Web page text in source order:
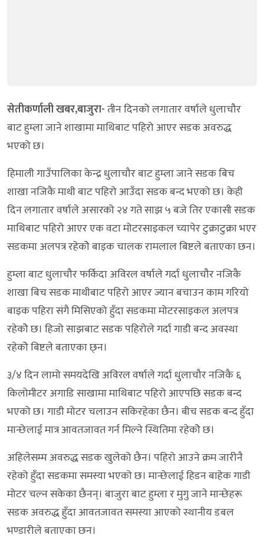
सेतीकर्णाली खबर,बाजुरा-तीन दिनको लगातार वर्षाले धुलाचौर
बाट हुम्ला जाने शाखामा माथिबाट पहिरो आएर सडक अवरुद्ध
भएको छ।
हिमाली गाउँपालिका केन्द्र धुलाचौर बाट हुम्ला जाने सडक बिच
शाखा नजिकै माथी बाट पहिरो आउँदा सडक बन्द भएको छ। केही
दिन लगातार वर्षाले असारको २४ गते साझ ५ बजे तिर एकासी सडक
माथिबाट पहिरो आएर एक वटा मोटरसाइकल च्यापेर टुक्राटुक्रा भएर
सडकमा अलपत्र रहेकोे बाइक चालक रामलाल बिष्टले बताएका छन।
हुम्ला बाट धुलाचौर फर्किदा अविरल वर्षाले गर्दा धुलाचौर नजिकै
शाखा बिच सडक माथीबाट पहिरो आएर ज्यान बचाउन काम गरियो
बाइक पहिरा संगै मिसिएको हुँदा सडकमा मोटरसाइकल अलपत्र
रहेकोे छ। हिजो साझबाट सडक पहिरोले गर्दा गाडी बन्द अवस्था
रहेकोे बिष्टले बताएका छ्न।
३/४ दिन लामो समयदेखि अविरल वर्षाले गर्दा धुलाचौर नजिकै ६
किलोमीटर अगाडि साखामा माथिबाट पहिरो आएपछि सडक बन्द
भएको छ। गाडी मोटर चलाउन सकिरहेका छैन। बीच सडक बन्द हुँदा
मान्छेलाई मात्र आवतजावत गर्न मिल्ने स्थितिमा रहेकोे छ।
अहिलेसम्म अवरुद्ध सडक खुलेको छैन। पहिरो आउने क्रम जारीनै
रहेको हुँदा सडकमा समस्या भएको छ। मान्छेलाई हिडन बाहेक गाडी
मोटर चल्न सकेका छैनन्। बाजुरा बाट हुम्ला र मुगु जाने मान्छेहरू
सडक अवरुद्ध हुँदा आवतजावत समस्या आएको स्थानीय डबल
भण्डारीले बताएका छन।